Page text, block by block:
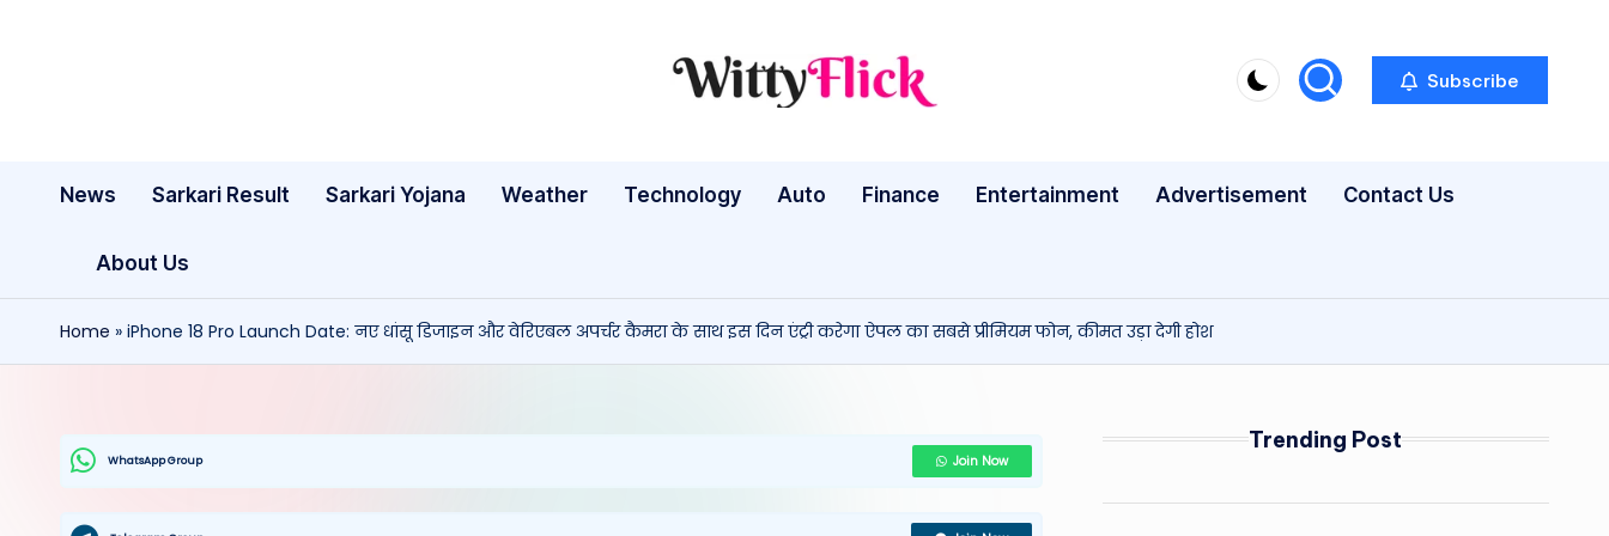
W
ty
ic
k:
WittyFlick:
Tech
Around
Subscribe
News Sarkari Result Sarkari Yojana Weather Technology Auto Finance Entertainment Advertisement Contact Us
About Us
Home » iPhone 18 Pro Launch Date: नए धांसू डिजाइन और वेरिएबल अपर्चर कैमरा के साथ इस दिन एंट्री करेगा ऐपल का सबसे प्रीमियम फोन, कीमत उड़ा देगी होश
WhatsApp Group Join Now
Trending Post